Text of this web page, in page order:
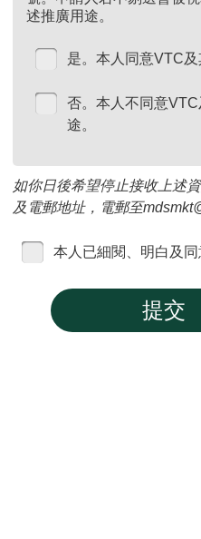
述推廣用途。
是。本人同意VTC
否。本人不同意
途。
如你日後希望停止接收上述
及電郵地址，電郵至
本人已細閱、明白及同
提交